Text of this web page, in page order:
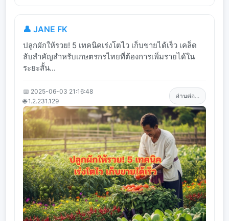
👤 JANE FK
ปลูกผักให้รวย! 5 เทคนิคเร่งโตไว เก็บขายได้เร็ว เคล็ด
ลับสำคัญสำหรับเกษตรกรไทยที่ต้องการเพิ่มรายได้ใน
ระยะสั้น...
📅 2025-06-03 21:16:48
🌐 1.2.231.129
อ่านต่อ...